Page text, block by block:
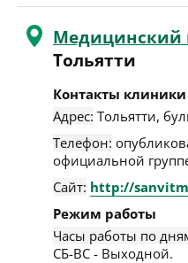
Медицинский
Тольятти
Контакты клиники
Адрес: Тольятти,
Телефон:
официальной
Сайт: http://
Режим работы
Часы работы по
СБ-ВС - Выходной.